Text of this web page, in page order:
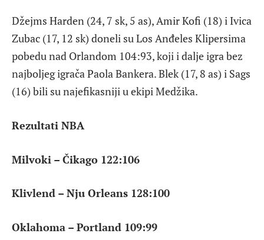
Džejms Harden (24, 7 sk, 5 as), Amir Kofi (18) i Ivica
Zubac (17, 12 sk) doneli su Los Anđeles Klipersima
pobedu nad Orlandom 104:93, koji i dalje igra bez
najboljeg igrača Paola Bankera. Blek (17, 8 as) i Sags
(16) bili su najefikasniji u ekipi Medžika.
Rezultati NBA
Milvoki – Čikago 122:106
Klivlend – Nju Orleans 128:100
Oklahoma – Portland 109:99